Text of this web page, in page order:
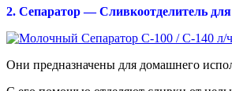
2. Сепаратор — Сливкоотделитель
Они предназначены для домашнего